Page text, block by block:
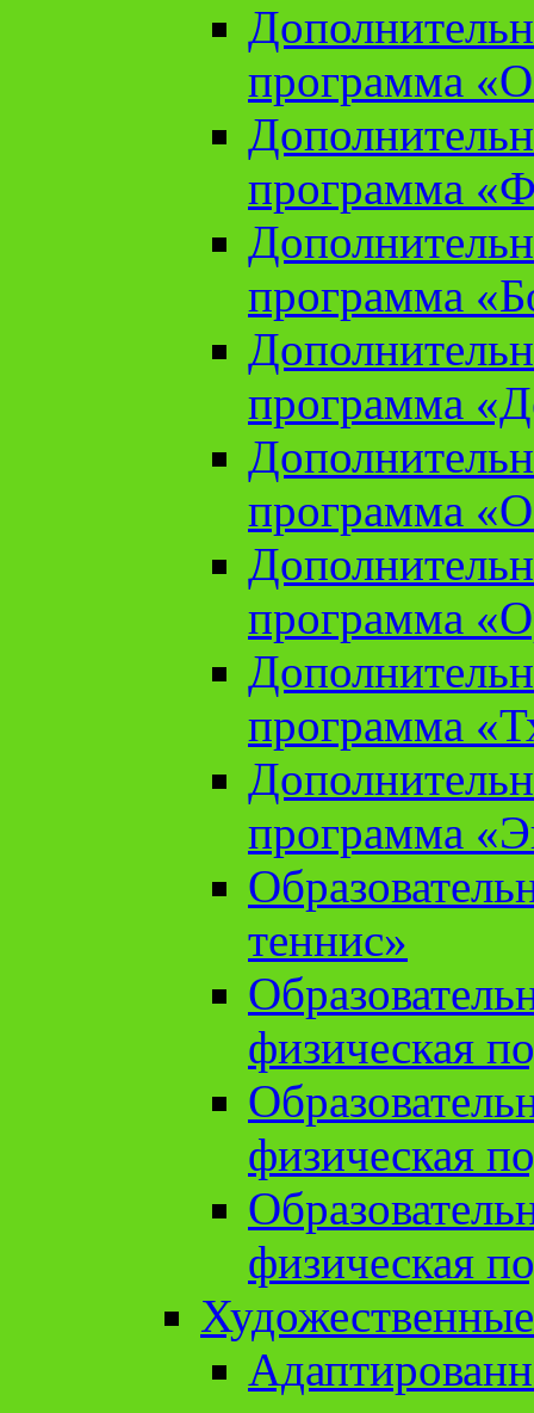
программа
программа
программа
программа
программа
программа
программа
программа
теннис»
физическая
физическая
физическая
Художественные